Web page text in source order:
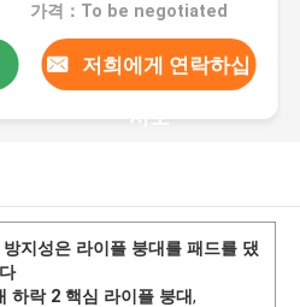
가격：To be negotiated
저희에게 연락하십
시오
방지성은 라이플 붕대를 패드를 댔
하락 2 핵심 라이플 붕대,